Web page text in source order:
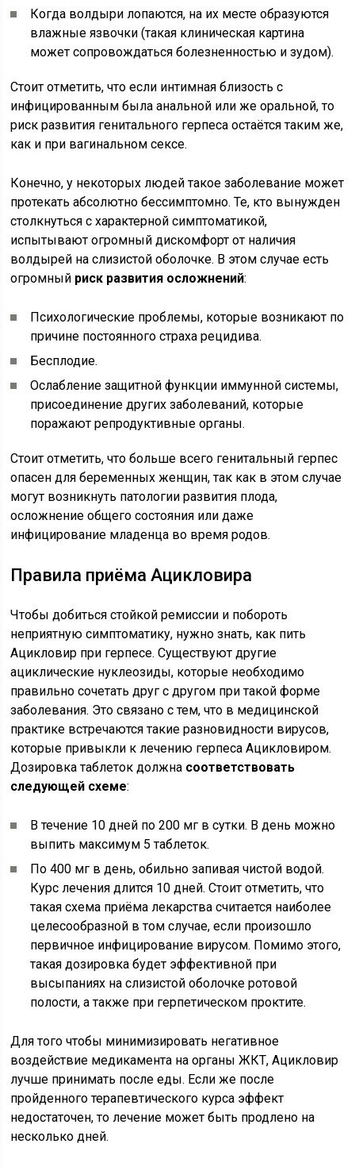
Когда волдыри лопаются, на их месте образуются
влажные язвочки (такая клиническая картина
может сопровождаться болезненностью и зудом).
Стоит отметить, что если интимная близость с
инфицированным была анальной или же оральной, то
риск развития генитального герпеса остаётся таким же,
как и при вагинальном сексе.
Конечно, у некоторых людей такое заболевание может
протекать абсолютно бессимптомно. Те, кто вынужден
столкнуться с характерной симптоматикой,
испытывают огромный дискомфорт от наличия
волдырей на слизистой оболочке. В этом случае есть
огромный риск развития осложнений:
Психологические проблемы, которые возникают по
причине постоянного страха рецидива.
Бесплодие.
Ослабление защитной функции иммунной системы,
присоединение других заболеваний, которые
поражают репродуктивные органы.
Стоит отметить, что больше всего генитальный герпес
опасен для беременных женщин, так как в этом случае
могут возникнуть патологии развития плода,
осложнение общего состояния или даже
инфицирование младенца во время родов.
Правила приёма Ацикловира
Чтобы добиться стойкой ремиссии и побороть
неприятную симптоматику, нужно знать, как пить
Ацикловир при герпесе. Существуют другие
ациклические нуклеозиды, которые необходимо
правильно сочетать друг с другом при такой форме
заболевания. Это связано с тем, что в медицинской
практике встречаются такие разновидности вирусов,
которые привыкли к лечению герпеса Ацикловиром.
Дозировка таблеток должна соответствовать
следующей схеме:
В течение 10 дней по 200 мг в сутки. В день можно
выпить максимум 5 таблеток.
По 400 мг в день, обильно запивая чистой водой.
Курс лечения длится 10 дней. Стоит отметить, что
такая схема приёма лекарства считается наиболее
целесообразной в том случае, если произошло
первичное инфицирование вирусом. Помимо этого,
такая дозировка будет эффективной при
высыпаниях на слизистой оболочке ротовой
полости, а также при герпетическом проктите.
Для того чтобы минимизировать негативное
воздействие медикамента на органы ЖКТ, Ацикловир
лучше принимать после еды. Если же после
пройденного терапевтического курса эффект
недостаточен, то лечение может быть продлено на
несколько дней.